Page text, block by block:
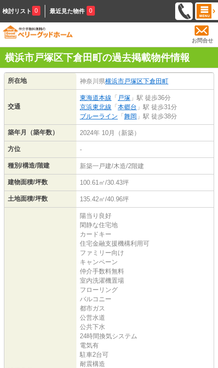
検討リスト 0 最近見た物件 0
お問合せ
横浜市戸塚区下倉田町の過去掲載物件情報
所在地 神奈川県横浜市戸塚区下倉田町
交通
東海道本線 「 戸塚 」駅 徒歩36分
京浜東北線 「 本郷台 」駅 徒歩31分
ブルーライン 「 舞岡 」駅 徒歩38分
築年月（築年数） 2024年 10月（新築）
方位 -
種別/構造/階建 新築一戸建/木造/2階建
建物面積/坪数 100.61㎡/30.43坪
土地面積/坪数 135.42㎡/40.96坪
陽当り良好
閑静な住宅地
カードキー
住宅金融支援機構利用可
ファミリー向け
キャンペーン
仲介手数料無料
室内洗濯機置場
フローリング
バルコニー
都市ガス
公営水道
公共下水
24時間換気システム
電気有
駐車2台可
耐震構造